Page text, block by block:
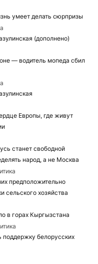
умеет делать сюрпризы
(дополнено)
— водитель мопеда сбил
Европы, где живут
станет свободной
народ, а не Москва
предположительно
сельского хозяйства
в горах Кыргызстана
поддержку белорусских